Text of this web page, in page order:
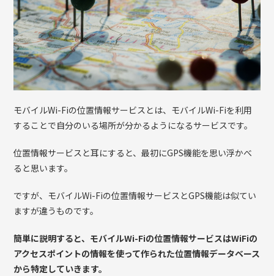
モバイルWi-Fiの位置情報サービスとは、モバイルWi-Fiを利用
することで自分のいる場所が分かるようになるサービスです。
位置情報サービスと耳にすると、最初にGPS機能を思い浮かべ
ると思います。
ですが、モバイルWi-Fiの位置情報サービスとGPS機能は似てい
ますが違うものです。
簡単に説明すると、モバイルWi-Fiの位置情報サービスはWiFiの
アクセスポイントの情報を使って作られた位置情報データベース
から特定していきます。